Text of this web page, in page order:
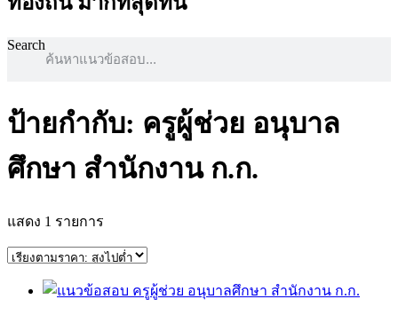
Search
ป้ายกำกับ: ครูผู้ช่วย อนุบาล
ศึกษา สำนักงาน ก.ก.
แสดง 1 รายการ